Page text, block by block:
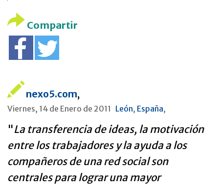
Compartir
nexo5.com,
Viernes, 14 de Enero de 2011 León, España,
"La transferencia de ideas, la motivación
entre los trabajadores y la ayuda a los
compañeros de una red social son
centrales para lograr una mayor